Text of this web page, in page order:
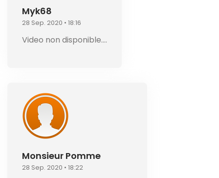
Myk68
28 Sep. 2020 • 18:16
Video non disponible….
Monsieur Pomme
28 Sep. 2020 • 18:22